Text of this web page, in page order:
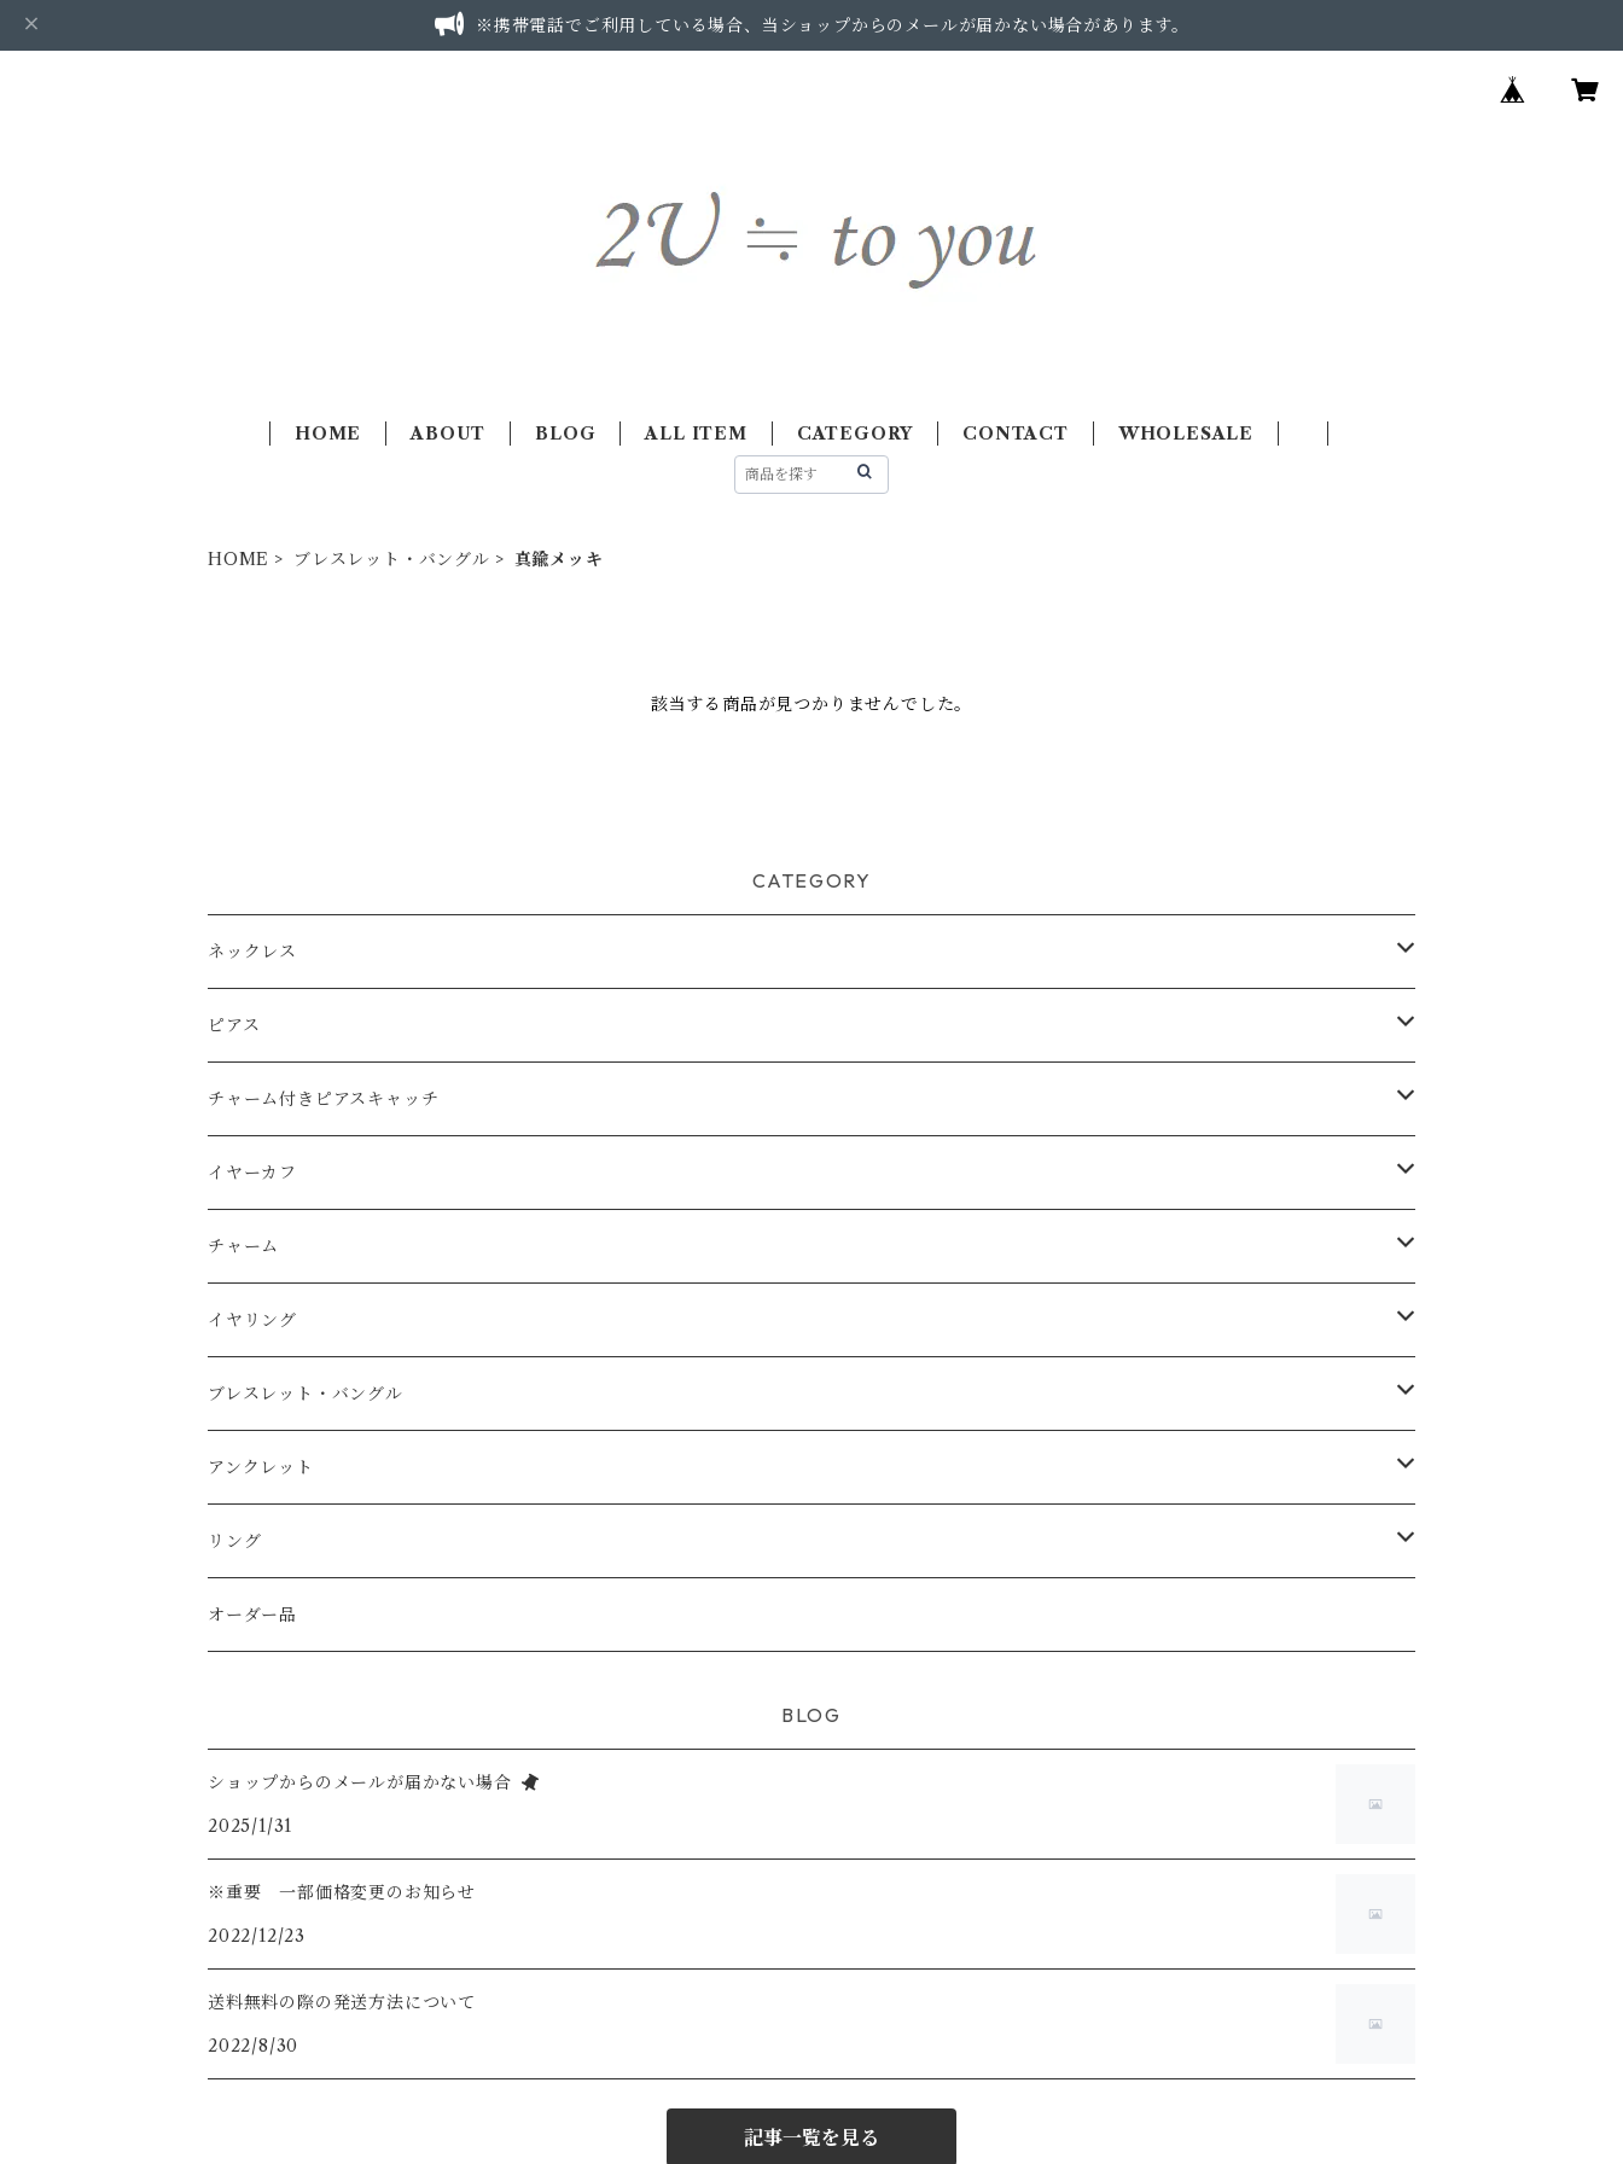
※携帯電話でご利用している場合、当ショップからのメールが届かない場合があります。
HOME ABOUT BLOG ALL ITEM CATEGORY CONTACT WHOLESALE
HOME ブレスレット・バングル 真鍮メッキ
該当する商品が見つかりませんでした。
CATEGORY
ネックレス
Ｋ14ｇｆ（ゴールドフィルド）
天然石
純銀（925sv・AS935sv）
天然石
k10
真鍮メッキ
天然石
ピアス
Ｋ14ｇｆ（ゴールドフィルド）
天然石
スワロフスキー
純銀（925sv・AS935sv）
天然石
真鍮メッキ素材
コットンパール
淡水パール
スチール金メッキ素材
その他
ｋ14
天然石
天然石
シトリン
ラブライドライト
淡水パール
チャーム付きピアスキャッチ
K14gf
コットンレース
AS935sv・925sv
その他
イヤーカフ
イヤーカフ
Ｋ14ｇｆ（金張り）
純銀（AS935sv）
イヤーカフ用チャーム
K14gf
AS935sv ・925sv
チャーム
K14gf
天然石
AS935sv
天然石
真鍮メッキ
イヤリング
真鍮メッキ
コットンパール
ブレスレット・バングル
Ｋ14ｇｆ（ゴールドフィルド）
天然石
純銀（925sv AS935sv)
天然石
真鍮メッキ
アンクレット
純銀（ 925sv AS935sv )
天然石
真鍮メッキ
リング
K14gf
オーダー品
BLOG
ショップからのメールが届かない場合
2025/1/31
※重要 一部価格変更のお知らせ
2022/12/23
送料無料の際の発送方法について
2022/8/30
記事一覧を見る